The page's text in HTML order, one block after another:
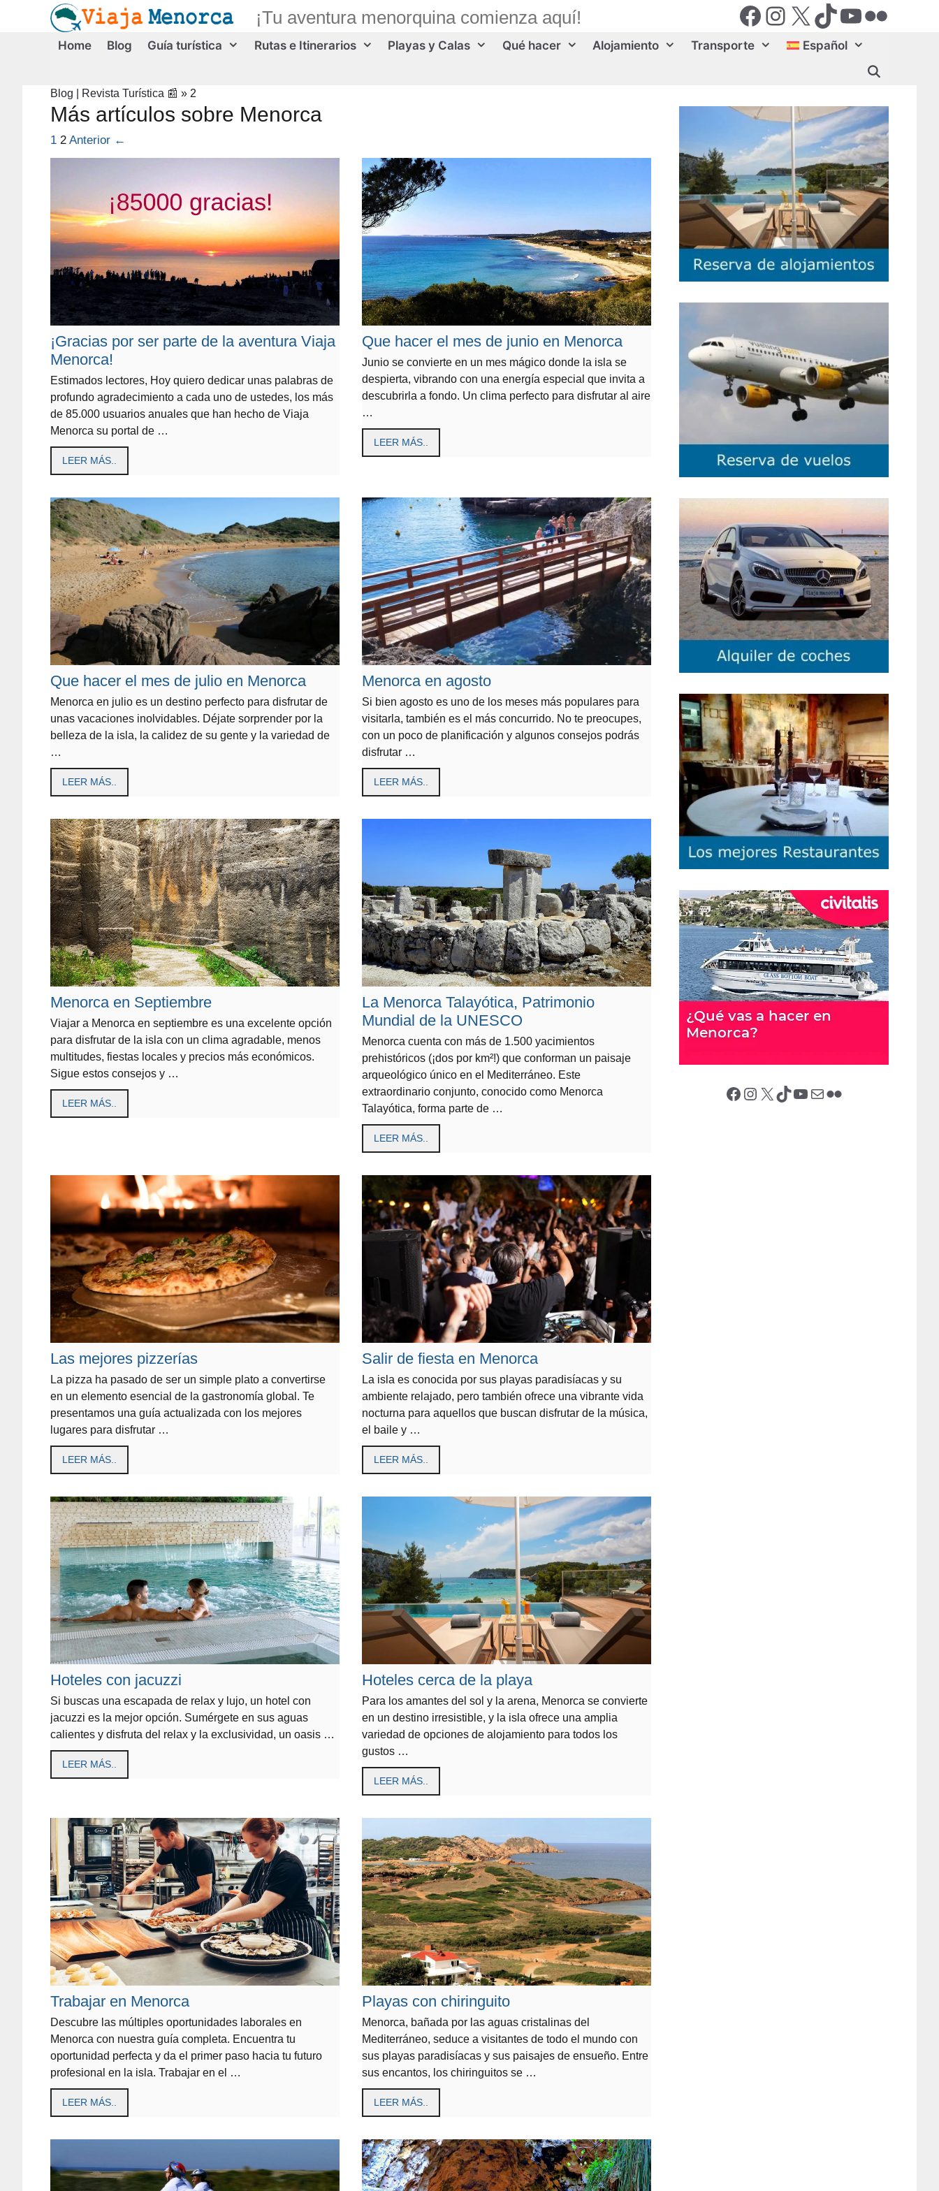
Facebook
Instagram
X (Twiter)
TikTok
YouTube
Flickr
¡Tu aventura menorquina comienza aquí!
Home Blog Guía turística Rutas e Itinerarios Playas y Calas Qué hacer Alojamiento Transporte Español
Blog | Revista Turística 📰 » 2
Más artículos sobre Menorca
1 2 Anterior ←
¡Gracias por ser parte de la aventura Viaja
Menorca!
Estimados lectores, Hoy quiero dedicar unas palabras de
profundo agradecimiento a cada uno de ustedes, los más
de 85.000 usuarios anuales que han hecho de Viaja
Menorca su portal de …
LEER MÁS..
Que hacer el mes de junio en Menorca
Junio se convierte en un mes mágico donde la isla se
despierta, vibrando con una energía especial que invita a
descubrirla a fondo. Un clima perfecto para disfrutar al aire
…
LEER MÁS..
Que hacer el mes de julio en Menorca
Menorca en julio es un destino perfecto para disfrutar de
unas vacaciones inolvidables. Déjate sorprender por la
belleza de la isla, la calidez de su gente y la variedad de
…
LEER MÁS..
Menorca en agosto
Si bien agosto es uno de los meses más populares para
visitarla, también es el más concurrido. No te preocupes,
con un poco de planificación y algunos consejos podrás
disfrutar …
LEER MÁS..
Menorca en Septiembre
Viajar a Menorca en septiembre es una excelente opción
para disfrutar de la isla con un clima agradable, menos
multitudes, fiestas locales y precios más económicos.
Sigue estos consejos y …
LEER MÁS..
La Menorca Talayótica, Patrimonio
Mundial de la UNESCO
Menorca cuenta con más de 1.500 yacimientos
prehistóricos (¡dos por km²!) que conforman un paisaje
arqueológico único en el Mediterráneo. Este
extraordinario conjunto, conocido como Menorca
Talayótica, forma parte de …
LEER MÁS..
Las mejores pizzerías
La pizza ha pasado de ser un simple plato a convertirse
en un elemento esencial de la gastronomía global. Te
presentamos una guía actualizada con los mejores
lugares para disfrutar …
LEER MÁS..
Salir de fiesta en Menorca
La isla es conocida por sus playas paradisíacas y su
ambiente relajado, pero también ofrece una vibrante vida
nocturna para aquellos que buscan disfrutar de la música,
el baile y …
LEER MÁS..
Hoteles con jacuzzi
Si buscas una escapada de relax y lujo, un hotel con
jacuzzi es la mejor opción. Sumérgete en sus aguas
calientes y disfruta del relax y la exclusividad, un oasis …
LEER MÁS..
Hoteles cerca de la playa
Para los amantes del sol y la arena, Menorca se convierte
en un destino irresistible, y la isla ofrece una amplia
variedad de opciones de alojamiento para todos los
gustos …
LEER MÁS..
Trabajar en Menorca
Descubre las múltiples oportunidades laborales en
Menorca con nuestra guía completa. Encuentra tu
oportunidad perfecta y da el primer paso hacia tu futuro
profesional en la isla. Trabajar en el …
LEER MÁS..
Playas con chiringuito
Menorca, bañada por las aguas cristalinas del
Mediterráneo, seduce a visitantes de todo el mundo con
sus playas paradisíacas y sus paisajes de ensueño. Entre
sus encantos, los chiringuitos se …
LEER MÁS..
Facebook Instagram X (Twitter) TikTok YouTube Correo electrónico Flickr